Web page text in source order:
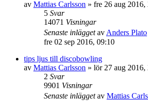
av Mattias Carlsson » fre 26 aug 2016,
5 Svar
14071 Visningar
Senaste inläggetav Anders Plato
fre 02 sep 2016, 09:10
tips ljus till discobowling
av Mattias Carlsson » lör 27 aug 2016,
2 Svar
9901 Visningar
Senaste inläggetav Mattias